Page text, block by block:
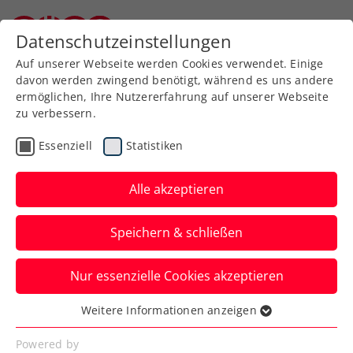
Zurück zur Newsübersicht
Davis Cup
Von den Musketieren bis
heute: Österreichs größte
Davis-Cup-Erfolgsjahre
Die Geschichte zeigt: 2025 bietet sich
dem KURIER Austria Davis Cup Team eine
keineswegs häufige Gelegenheit.
Verfasst von: Manuel Wachta, 22.08.2025
Datenschutzeinstellungen
Auf unserer Webseite werden Cookies verwendet. Einige
davon werden zwingend benötigt, während es uns andere
ermöglichen, Ihre Nutzererfahrung auf unserer Webseite
zu verbessern.
Essenziell Statistiken
Alle akzeptieren
Speichern & schließen
Nur essenzielle Cookies akzeptieren
Essenziell
Essenzielle Cookies werden für grundlegende
Weitere Informationen anzeigen
Powered by